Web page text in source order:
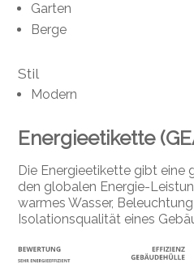
Garten
Berge
Stil
Modern
Energieetikette
Die Energieetikette gibt eine
den globalen Energie-
warmes Wasser,
Isolationsqualität eines